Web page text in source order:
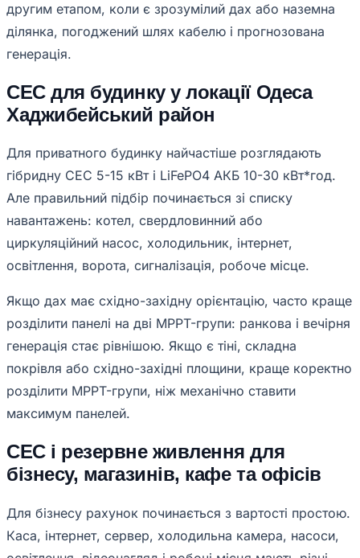
другим етапом, коли є зрозумілий дах або наземна
ділянка, погоджений шлях кабелю і прогнозована
генерація.
СЕС для будинку у локації Одеса
Хаджибейський район
Для приватного будинку найчастіше розглядають
гібридну СЕС 5-15 кВт і LiFePO4 АКБ 10-30 кВт*год.
Але правильний підбір починається зі списку
навантажень: котел, свердловинний або
циркуляційний насос, холодильник, інтернет,
освітлення, ворота, сигналізація, робоче місце.
Якщо дах має східно-західну орієнтацію, часто краще
розділити панелі на дві MPPT-групи: ранкова і вечірня
генерація стає рівнішою. Якщо є тіні, складна
покрівля або східно-західні площини, краще коректно
розділити MPPT-групи, ніж механічно ставити
максимум панелей.
СЕС і резервне живлення для
бізнесу, магазинів, кафе та офісів
Для бізнесу рахунок починається з вартості простою.
Каса, інтернет, сервер, холодильна камера, насоси,